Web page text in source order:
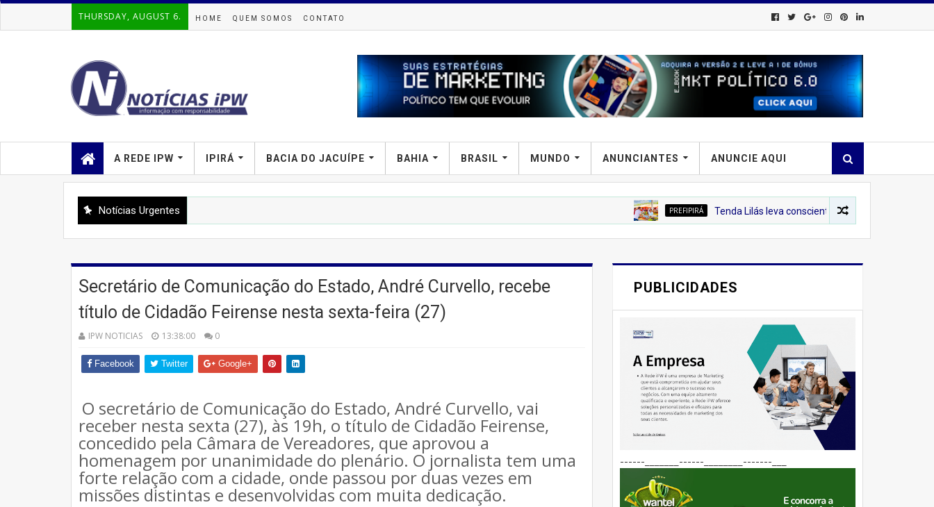
THURSDAY, AUGUST 6. HOME QUEM SOMOS CONTATO
A REDE IPW IPIRÁ BACIA DO JACUÍPE BAHIA BRASIL MUNDO ANUNCIANTES ANUNCIE AQUI
Notícias Urgentes PREFIPIRÁ Tenda Lilás leva conscientização sobre o combate à
Secretário de Comunicação do Estado, André Curvello, recebe
título de Cidadão Feirense nesta sexta-feira (27)
IPW NOTICIAS 13:38:00 0
Facebook Twitter Google+
O secretário de Comunicação do Estado, André Curvello, vai
receber nesta sexta (27), às 19h, o título de Cidadão Feirense,
concedido pela Câmara de Vereadores, que aprovou a
homenagem por unanimidade do plenário. O jornalista tem uma
forte relação com a cidade, onde passou por duas vezes em
missões distintas e desenvolvidas com muita dedicação.
PUBLICIDADES
------_______------________-------___